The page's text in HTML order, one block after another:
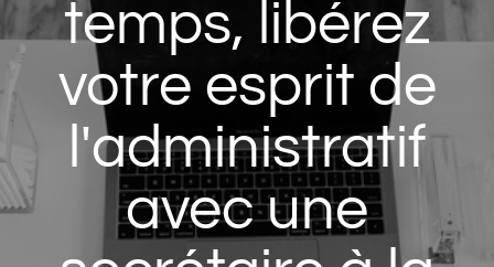
temps, libérez
votre esprit de
l'administratif
avec une